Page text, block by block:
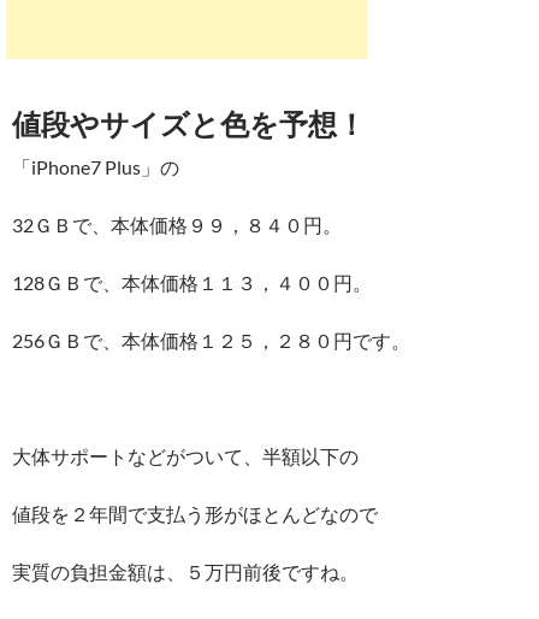
値段やサイズと色を予想！
「iPhone7 Plus」の
32ＧＢで、本体価格９９，８４０円。
128ＧＢで、本体価格１１３，４００円。
256ＧＢで、本体価格１２５，２８０円です。
大体サポートなどがついて、半額以下の
値段を２年間で支払う形がほとんどなので
実質の負担金額は、５万円前後ですね。